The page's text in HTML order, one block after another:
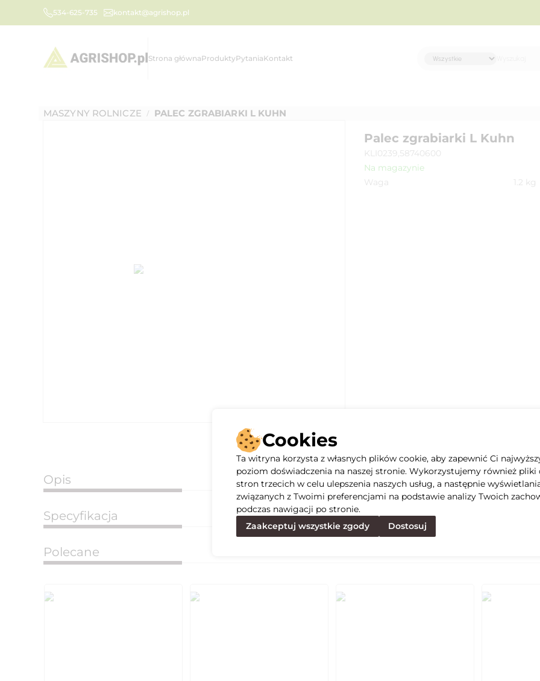
534-625-735 kontakt@agrishop.pl
Strona głównaProduktyPytaniaKontakt
MASZYNY ROLNICZE / PALEC ZGRABIARKI L KUHN
Palec zgrabiarki L Kuhn
KLI0239,58740600
Na magazynie
Waga
1.2 kg
Opis
Specyfikacja
Polecane
Cookies
Ta witryna korzysta z własnych plików cookie, aby zapewnić Ci
poziom doświadczenia na naszej stronie. Wykorzystujemy również pliki
stron trzecich w celu ulepszenia naszych usług, a następnie
związanych z Twoimi preferencjami na podstawie analizy Twoich
podczas nawigacji po stronie.
Zaakceptuj wszystkie zgody
Dostosuj